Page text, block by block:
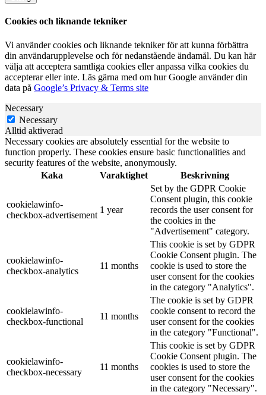
Cookies och liknande tekniker
Vi använder cookies och liknande tekniker för att kunna förbättra
din användarupplevelse och för nedanstående ändamål. Du kan här
välja att acceptera samtliga cookies eller anpassa vilka cookies du
accepterar eller inte. Läs gärna med om hur Google använder din
data på Google’s Privacy & Terms site
Necessary
Necessary
Alltid aktiverad
Necessary cookies are absolutely essential for the website to
function properly. These cookies ensure basic functionalities and
security features of the website, anonymously.
Kaka
Varaktighet Beskrivning
cookielawinfo-
checkbox-advertisement
1 year
Set by the GDPR Cookie
Consent plugin, this cookie
records the user consent for
the cookies in the
"Advertisement" category.
cookielawinfo-
checkbox-analytics
11 months
This cookie is set by GDPR
Cookie Consent plugin. The
cookie is used to store the
user consent for the cookies
in the category "Analytics".
cookielawinfo-
checkbox-functional
11 months
The cookie is set by GDPR
cookie consent to record the
user consent for the cookies
in the category "Functional".
cookielawinfo-
checkbox-necessary
11 months
This cookie is set by GDPR
Cookie Consent plugin. The
cookies is used to store the
user consent for the cookies
in the category "Necessary".